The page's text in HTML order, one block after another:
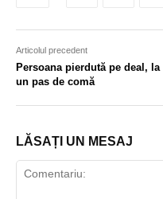
Articolul precedent
Persoana pierdută pe deal, la
un pas de comă
LĂSAȚI UN MESAJ